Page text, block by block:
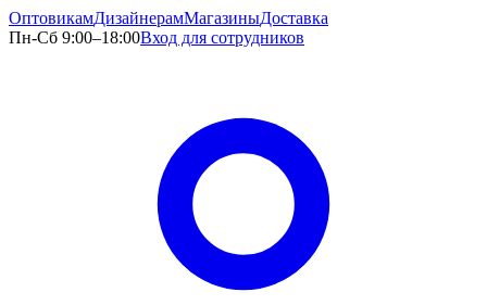
ОптовикамДизайнерамМагазиныДоставка
Пн-Сб 9:00–18:00Вход для сотрудников